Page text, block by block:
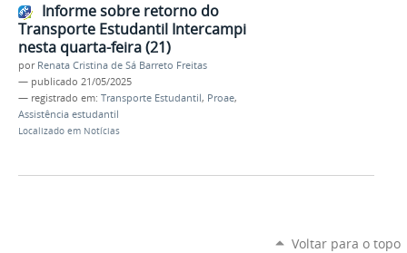
Informe sobre retorno do
Transporte Estudantil Intercampi
nesta quarta-feira (21)
por Renata Cristina de Sá Barreto Freitas
— publicado 21/05/2025
— registrado em: Transporte Estudantil, Proae,
Assistência estudantil
Localizado em Notícias
Voltar para o topo